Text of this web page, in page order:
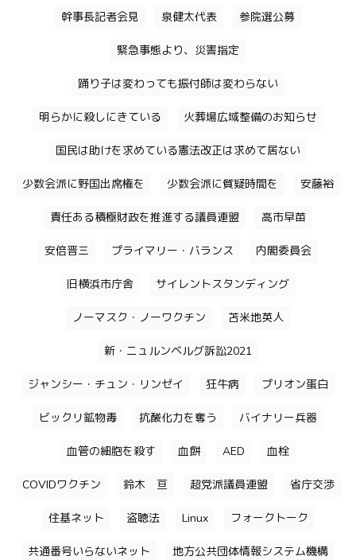
幹事長記者会見 泉健太代表 参院選公募
緊急事態より、災害指定
踊り子は変わっても振付師は変わらない
明らかに殺しにきている 火葬場広域整備のお知らせ
国民は助けを求めている憲法改正は求めて居ない
少数会派に野国出席権を 少数会派に質疑時間を 安藤裕
責任ある積極財政を推進する議員連盟 高市早苗
安倍晋三 プライマリー・バランス 内閣委員会
旧横浜市庁舎 サイレントスタンディング
ノーマスク・ノーワクチン 苫米地英人
新・ニュルンベルグ訴訟2021
ジャンシー・チュン・リンゼイ 狂牛病 プリオン蛋白
ビックリ鉱物毒 抗酸化力を奪う バイナリー兵器
血管の細胞を殺す 血餅 AED 血栓
COVIDワクチン 鈴木 亘 超党派議員連盟 省庁交渉
住基ネット 盗聴法 Linux フォークトーク
共通番号いらないネット 地方公共団体情報システム機構